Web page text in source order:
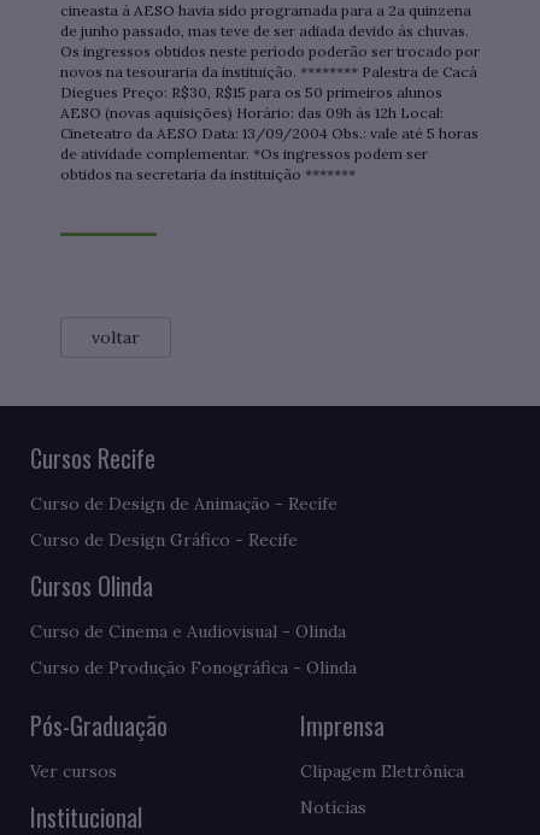
cineasta à AESO havia sido programada para a 2a quinzena
de junho passado, mas teve de ser adiada devido às chuvas.
Os ingressos obtidos neste período poderão ser trocado por
novos na tesouraria da instituição. ******** Palestra de Cacá
Diegues Preço: R$30, R$15 para os 50 primeiros alunos
AESO (novas aquisições) Horário: das 09h às 12h Local:
Cineteatro da AESO Data: 13/09/2004 Obs.: vale até 5 horas
de atividade complementar. *Os ingressos podem ser
obtidos na secretaria da instituição *******
voltar
Cursos Recife
Curso de Design de Animação - Recife
Curso de Design Gráfico - Recife
Cursos Olinda
Curso de Cinema e Audiovisual - Olinda
Curso de Produção Fonográfica - Olinda
Pós-Graduação
Ver cursos
Institucional
Imprensa
Clipagem Eletrônica
Notícias